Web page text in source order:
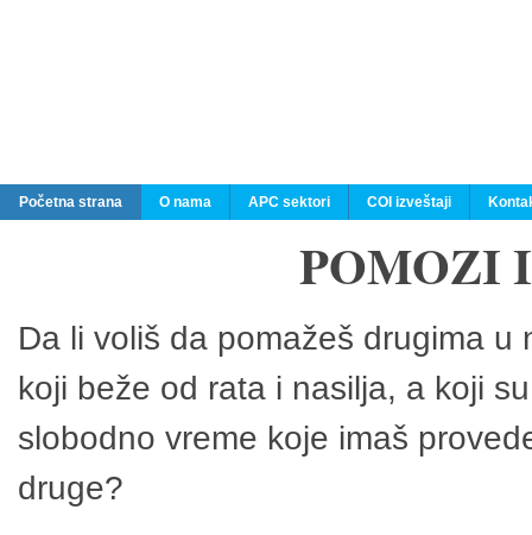
Početna strana O nama APC sektori COI izveštaji
POMOZI
Da li voliš da pomažeš drugima
koji beže od rata i nasilja, a koji
slobodno vreme koje imaš
druge?